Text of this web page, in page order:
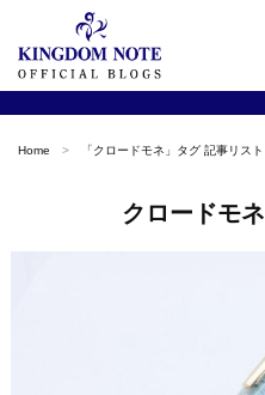
Home 「クロードモネ 」タグ 記事リスト
クロードモネ